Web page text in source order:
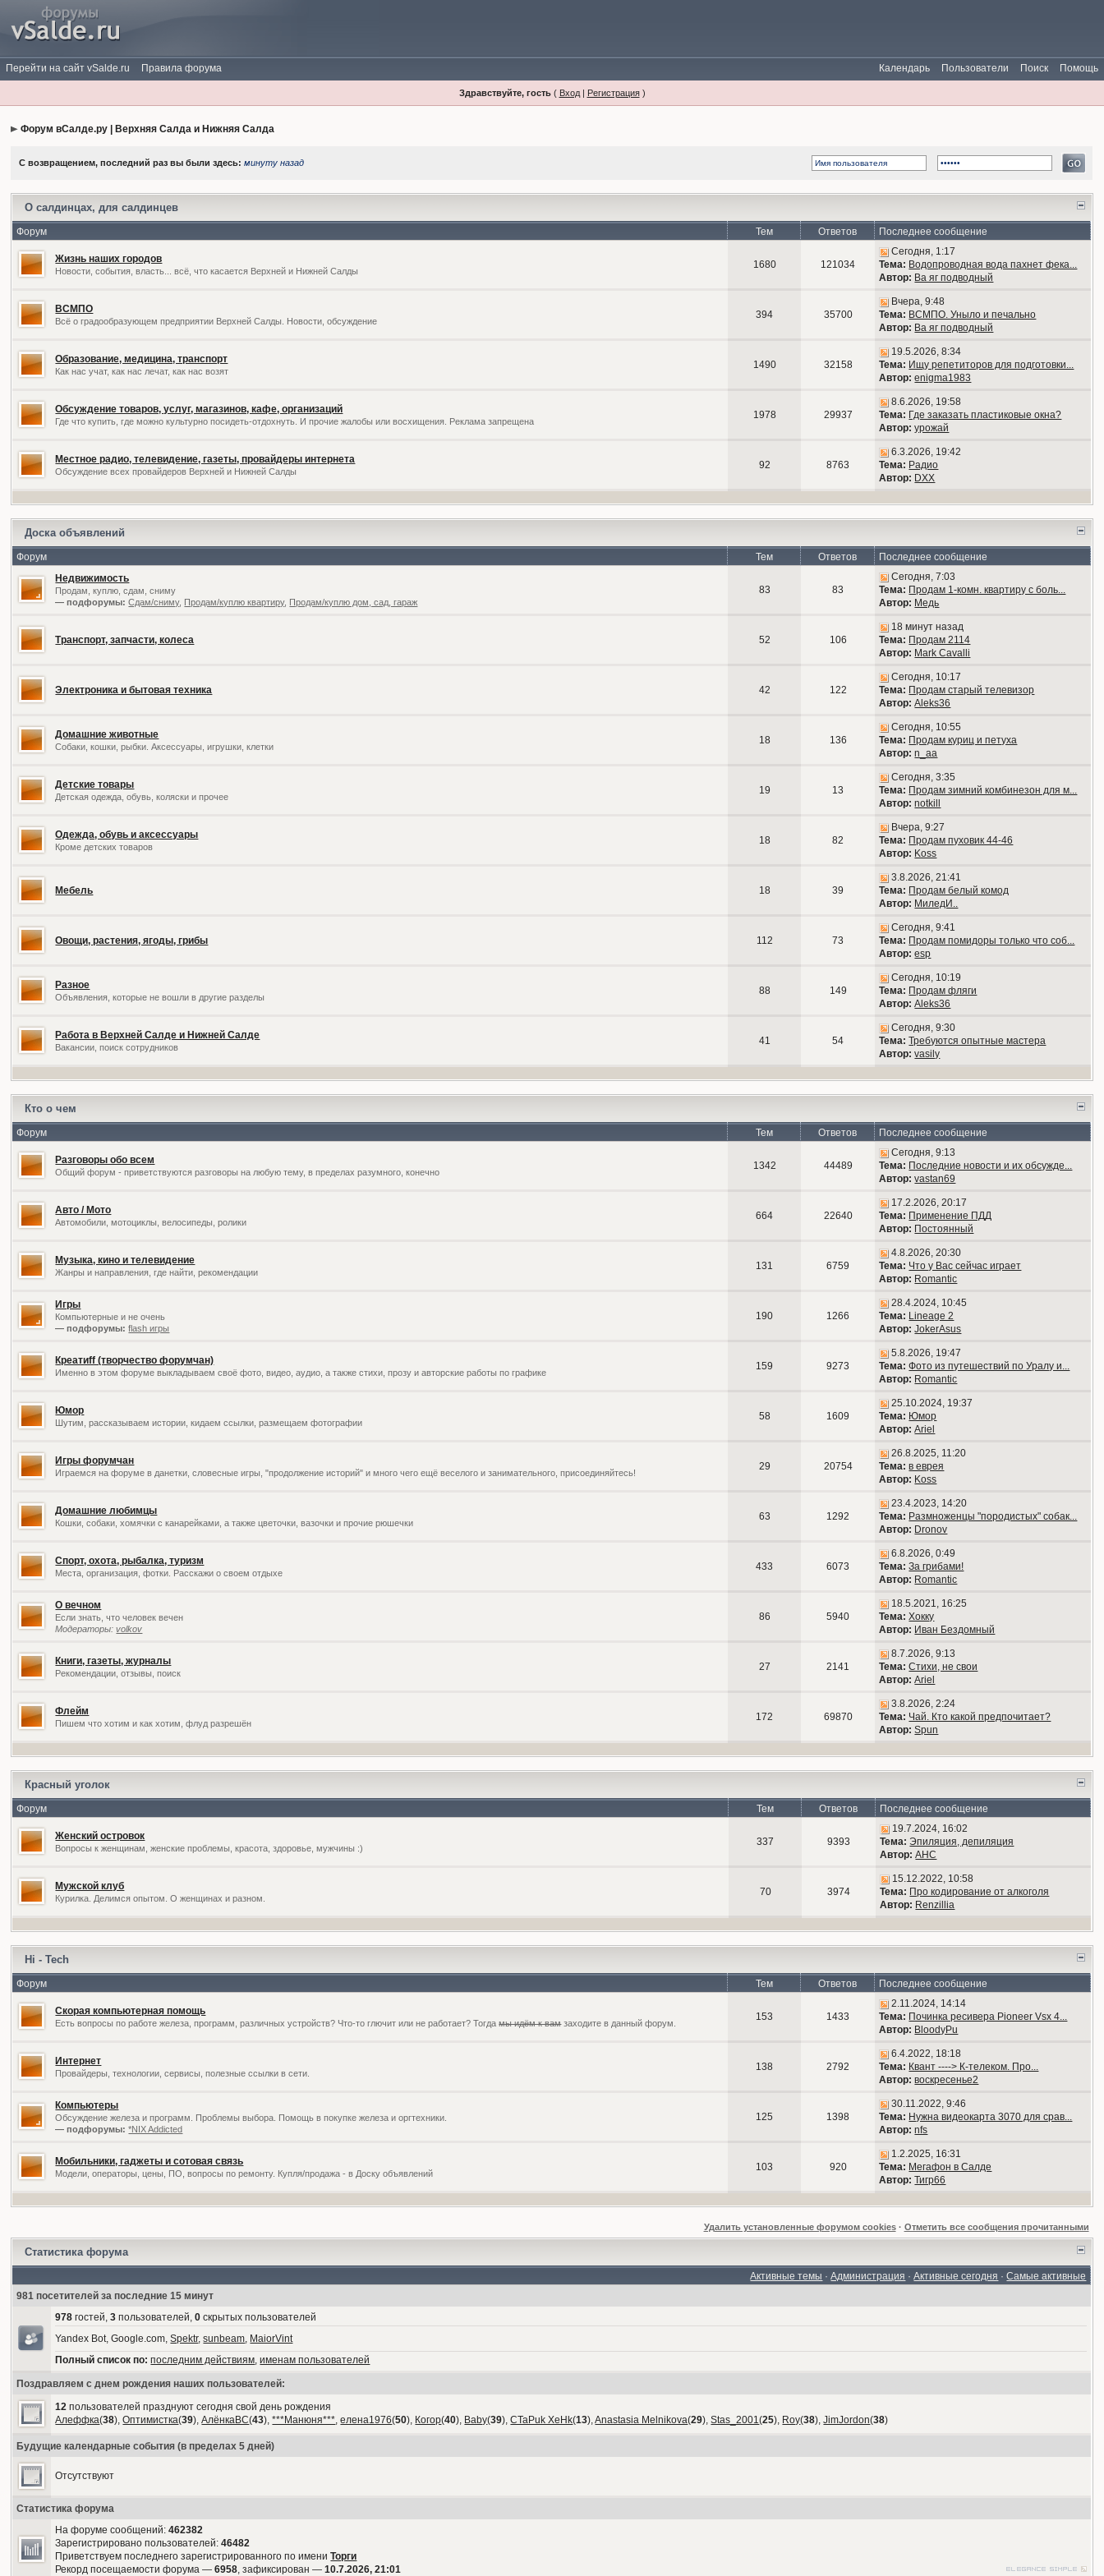
Перейти на сайт vSalde.ru Правила форума Помощь
Поиск
Пользователи
Календарь
Здравствуйте, гость( Вход| Регистрация)
Форум вСалде.ру | Верхняя Салда и Нижняя Салда
С возвращением, последний раз вы были здесь:минуту назад
О салдинцах, для салдинцев
Форум Тем Ответов Последнее сообщение
Жизнь наших городов
Новости, события, власть... всё, что касается Верхней и Нижней Салды
1680 121034
Сегодня, 1:17
Тема: Водопроводная вода пахнет фека...
Автор: Ва яг подводный
ВСМПО
Всё о градообразующем предприятии Верхней Салды. Новости, обсуждение
394 35700
Вчера, 9:48
Тема: ВСМПО. Уныло и печально
Автор: Ва яг подводный
Образование, медицина, транспорт
Как нас учат, как нас лечат, как нас возят
1490 32158
19.5.2026, 8:34
Тема: Ищу репетиторов для подготовки...
Автор: enigma1983
Обсуждение товаров, услуг, магазинов, кафе, организаций
Где что купить, где можно культурно посидеть-отдохнуть. И прочие жалобы или восхищения. Реклама запрещена
1978 29937
8.6.2026, 19:58
Тема: Где заказать пластиковые окна?
Автор: урожай
Местное радио, телевидение, газеты, провайдеры интернета
Обсуждение всех провайдеров Верхней и Нижней Салды
92 8763
6.3.2026, 19:42
Тема: Радио
Автор: DXX
Доска объявлений
Форум Тем Ответов
Последнее сообщение
Недвижимость
Продам, куплю, сдам, сниму
— подфорумы: Сдам/сниму, Продам/куплю квартиру, Продам/куплю дом, сад, гараж
83 83
Сегодня, 7:03
Тема: Продам 1-комн. квартиру с боль...
Автор: Медь
Транспорт, запчасти, колеса 52 106
18 минут назад
Тема: Продам 2114
Автор: Mark Cavalli
Электроника и бытовая техника 42 122
Сегодня, 10:17
Тема: Продам старый телевизор
Автор: Aleks36
Домашние животные
Собаки, кошки, рыбки. Аксессуары, игрушки, клетки
18 136
Сегодня, 10:55
Тема: Продам куриц и петуха
Автор: n_aa
Детские товары
Детская одежда, обувь, коляски и прочее
19 13
Сегодня, 3:35
Тема: Продам зимний комбинезон для м...
Автор: notkill
Одежда, обувь и аксессуары
Кроме детских товаров
18 82
Вчера, 9:27
Тема: Продам пуховик 44-46
Автор: Koss
Мебель 18 39
3.8.2026, 21:41
Тема: Продам белый комод
Автор: МиледИ..
Овощи, растения, ягоды, грибы 112 73
Сегодня, 9:41
Тема: Продам помидоры только что соб...
Автор: esp
Разное
Объявления, которые не вошли в другие разделы
88 149
Сегодня, 10:19
Тема: Продам фляги
Автор: Aleks36
Работа в Верхней Салде и Нижней Салде
Вакансии, поиск сотрудников
41 54
Сегодня, 9:30
Тема: Требуются опытные мастера
Автор: vasily
Кто о чем
Форум Тем Ответов Последнее сообщение
Разговоры обо всем
Общий форум - приветствуются разговоры на любую тему, в пределах разумного, конечно
1342 44489
Сегодня, 9:13
Тема: Последние новости и их обсужде...
Автор: vastan69
Авто / Мото
Автомобили, мотоциклы, велосипеды, ролики
664 22640
17.2.2026, 20:17
Тема: Применение ПДД
Автор: Постоянный
Музыка, кино и телевидение
Жанры и направления, где найти, рекомендации
131 6759
4.8.2026, 20:30
Тема: Что у Вас сейчас играет
Автор: Romantic
Игры
Компьютерные и не очень
— подфорумы: flash игры
190 1266
28.4.2024, 10:45
Тема: Lineage 2
Автор: JokerAsus
Креатиff (творчество форумчан)
Именно в этом форуме выкладываем своё фото, видео, аудио, а также стихи, прозу и авторские работы по графике
159 9273
5.8.2026, 19:47
Тема: Фото из путешествий по Уралу и...
Автор: Romantic
Юмор
Шутим, рассказываем истории, кидаем ссылки, размещаем фотографии
58 1609
25.10.2024, 19:37
Тема: Юмор
Автор: Ariel
Игры форумчан
Играемся на форуме в данетки, словесные игры, "продолжение историй" и много чего ещё веселого и занимательного, присоединяйтесь!
29 20754
26.8.2025, 11:20
Тема: в еврея
Автор: Koss
Домашние любимцы
Кошки, собаки, хомячки с канарейками, а также цветочки, вазочки и прочие рюшечки
63 1292
23.4.2023, 14:20
Тема: Размноженцы "породистых" собак...
Автор: Dronov
Спорт, охота, рыбалка, туризм
Места, организация, фотки. Расскажи о своем отдыхе
433 6073
6.8.2026, 0:49
Тема: За грибами!
Автор: Romantic
О вечном
Если знать, что человек вечен
Модераторы:volkov
86 5940
18.5.2021, 16:25
Тема: Хокку
Автор: Иван Бездомный
Книги, газеты, журналы
Рекомендации, отзывы, поиск
27 2141
8.7.2026, 9:13
Тема: Стихи, не свои
Автор: Ariel
Флейм
Пишем что хотим и как хотим, флуд разрешён
172 69870
3.8.2026, 2:24
Тема: Чай. Кто какой предпочитает?
Автор: Spun
Красный уголок
Форум Тем Ответов Последнее сообщение
Женский островок
Вопросы к женщинам, женские проблемы, красота, здоровье, мужчины :)
337 9393
19.7.2024, 16:02
Тема: Эпиляция, депиляция
Автор: АНС
Мужской клуб
Курилка. Делимся опытом. О женщинах и разном.
70 3974
15.12.2022, 10:58
Тема: Про кодирование от алкоголя
Автор: Renzillia
Hi - Tech
Форум Тем Ответов Последнее сообщение
Скорая компьютерная помощь
Есть вопросы по работе железа, программ, различных устройств? Что-то глючит или не работает? Тогдамы идём к вамзаходите в данный форум.
153 1433
2.11.2024, 14:14
Тема: Починка ресивера Pioneer Vsx 4...
Автор: BloodyPu
Интернет
Провайдеры, технологии, сервисы, полезные ссылки в сети.
138 2792
6.4.2022, 18:18
Тема: Квант ----> К-телеком. Про...
Автор: воскресенье2
Компьютеры
Обсуждение железа и программ. Проблемы выбора. Помощь в покупке железа и оргтехники.
— подфорумы: *NIX Addicted
125 1398
30.11.2022, 9:46
Тема: Нужна видеокарта 3070 для срав...
Автор: nfs
Мобильники, гаджеты и сотовая связь
Модели, операторы, цены, ПО, вопросы по ремонту. Купля/продажа - в Доску объявлений
103 920
1.2.2025, 16:31
Тема: Мегафон в Салде
Автор: Тигр66
Удалить установленные форумом cookies· Отметить все сообщения прочитанными
Статистика форума
Активные темы ·Администрация ·Активные сегодня ·Самые активные
981 посетителей за последние 15 минут
978 гостей,3 пользователей,0 скрытых пользователей
Yandex Bot, Google.com,Spektr,sunbeam, MaiorVint
Полный список по: последним действиям,именам пользователей
Поздравляем с днем рождения наших пользователей:
12 пользователей празднуют сегодня свой день рождения
Алеффка(38),Оптимистка(39),АлёнкаВС(43),***Манюня***,елена1976(50), Когор(40), Baby(39),CTaPuk XeHk(13),Anastasia Melnikova(29),Stas_2001(25), Roy(38),JimJordon(38)
Будущие календарные события (в пределах 5 дней)
Отсутствуют
Статистика форума
На форуме сообщений:462382
Зарегистрировано пользователей:46482
Приветствуем последнего зарегистрированного по имениТорги
Рекорд посещаемости форума —6958, зафиксирован —10.7.2026, 21:01